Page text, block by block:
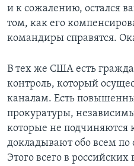
и к сожалению, остался
том, как его
командиры справятся.
В тех же США есть
контроль, который
каналам. Есть
прокуратуры,
которые не
докладывают обо всем по
Этого всего в